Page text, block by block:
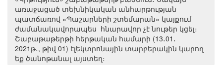
առաջացած տեխնիկական անհարթության
պատճառով «Պաշարների շտեմարան» կայքում
ժամանակավորապես հնարավոր չէ նութեր կցել։
Շաբաթաթերթի հերթական համարի (13․01․
2021թ․, թիվ 01) էլեկտրոնային տարբերակին կարող
եք ծանոթանալ այստեղ։